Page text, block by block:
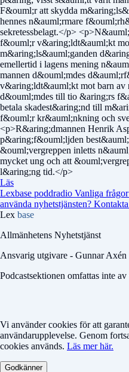
F&ouml;r att skydda
hennes n&auml;rmare
sekretessbelagt.</p>
f&ouml;r v&aring;ldt&auml;kt
m&aring;ls&auml;ganden
emellertid i lagens mening
mannen d&ouml;mdes
v&aring;ldt&auml;kt mot barn av
d&ouml;mdes till tio &aring;rs
betala skadest&aring;nd till
f&ouml;r kr&auml;nkning och
<p>R&aring;dmannen Henrik
p&aring;f&ouml;ljden
&ouml;vergreppen inletts
mycket ung och att
l&aring;ng tid.</p>
Läs
Lexbase poddradio Vanliga frågor
använda nyhetstjänsten?
Lex base
Allmänhetens Nyhetstjänst
Ansvarig utgivare - Gunnar Axén
Podcastsektionen omfattas inte
Vi använder cookies för att
användarupplevelse. Genom
cookies används. Läs mer här.
Godkänner